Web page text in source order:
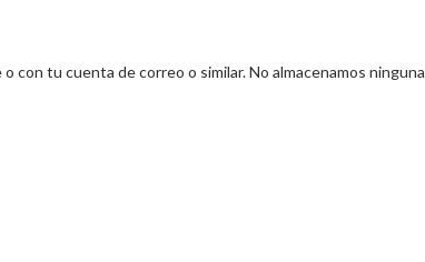
con tu cuenta de correo o similar. No almacenamos ninguna